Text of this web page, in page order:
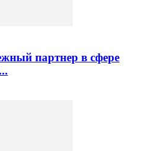
партнер в сфере